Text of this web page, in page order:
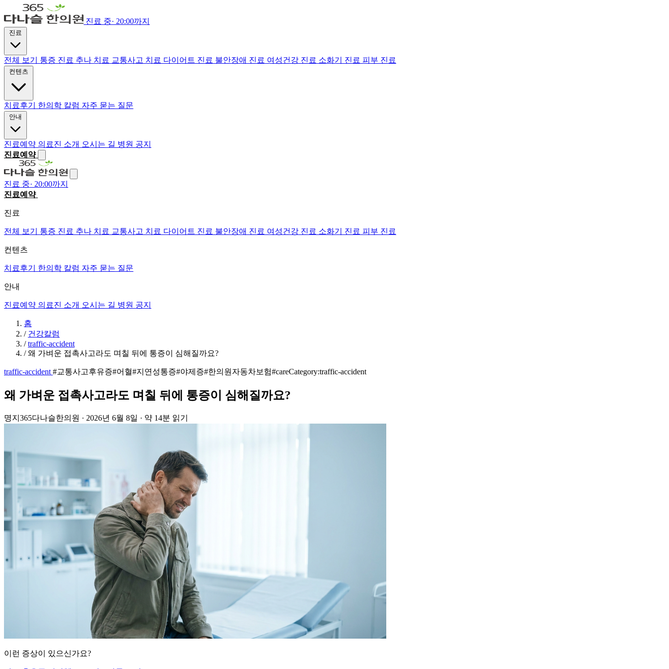
진료 중· 20:00까지
전체 보기 통증 진료 추나 치료 교통사고 치료 다이어트 진료 불안장애 진료 여성건강 진료 소화기 진료 피부 진료
치료후기 한의학 칼럼 자주 묻는 질문
진료예약 의료진 소개 오시는 길 병원 공지
진료예약
진료 중· 20:00까지
진료예약
진료
전체 보기 통증 진료 추나 치료 교통사고 치료 다이어트 진료 불안장애 진료 여성건강 진료 소화기 진료 피부 진료
컨텐츠
치료후기 한의학 칼럼 자주 묻는 질문
안내
진료예약 의료진 소개 오시는 길 병원 공지
홈
/ 건강칼럼
/ traffic-accident
/ 왜 가벼운 접촉사고라도 며칠 뒤에 통증이 심해질까요?
traffic-accident #교통사고후유증#어혈#지연성통증#야제증#한의원자동차보험#careCategory:traffic-accident
왜 가벼운 접촉사고라도 며칠 뒤에 통증이 심해질까요?
명지365다나슬한의원 · 2026년 6월 8일 · 약 14분 읽기
이런 증상이 있으신가요?